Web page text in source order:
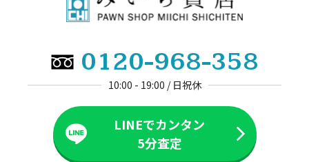
0120-968-358
10:00 - 19:00 / 日祝休
LINEでカンタン
5分査定